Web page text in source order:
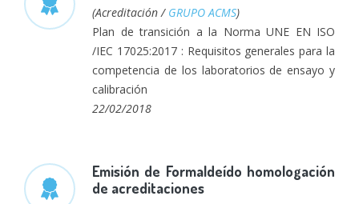
(Acreditación / GRUPO ACMS)
Plan de transición a la Norma UNE EN ISO
/IEC 17025:2017 : Requisitos generales para la
competencia de los laboratorios de ensayo y
calibración
22/02/2018
Emisión de Formaldeído homologación
de acreditaciones